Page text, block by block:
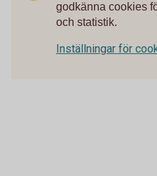
godkänna cookies
och statistik.
Inställningar för